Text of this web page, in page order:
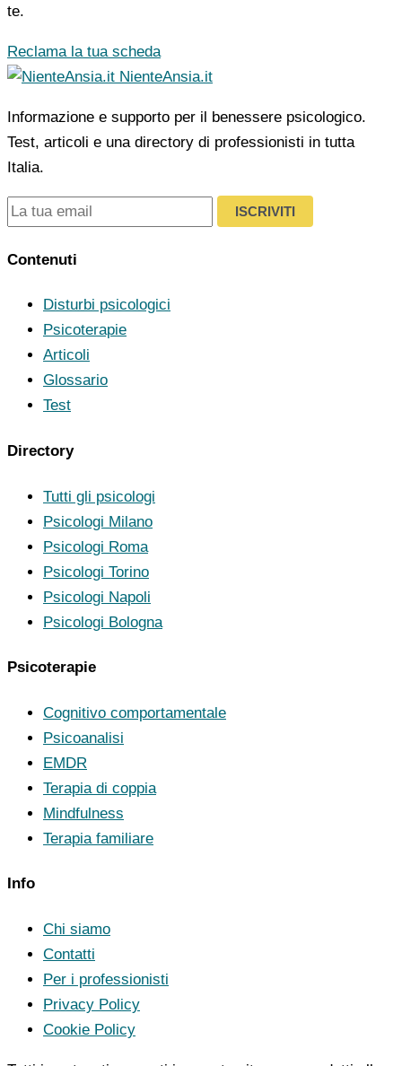
te.
Reclama la tua scheda
NienteAnsia.it
Informazione e supporto per il benessere psicologico.
Test, articoli e una directory di professionisti in tutta
Italia.
ISCRIVITI
Contenuti
Disturbi psicologici
Psicoterapie
Articoli
Glossario
Test
Directory
Tutti gli psicologi
Psicologi Milano
Psicologi Roma
Psicologi Torino
Psicologi Napoli
Psicologi Bologna
Psicoterapie
Cognitivo comportamentale
Psicoanalisi
EMDR
Terapia di coppia
Mindfulness
Terapia familiare
Info
Chi siamo
Contatti
Per i professionisti
Privacy Policy
Cookie Policy